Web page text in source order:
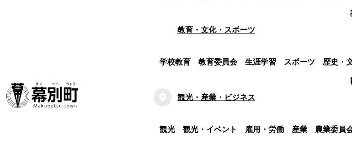
教育・文化・スポーツ
学校教育 教育委員会 生涯学習 スポーツ
歴史・
観光・産業・ビジネス
観光 観光・イベント 雇用・労働 産業 農業委員